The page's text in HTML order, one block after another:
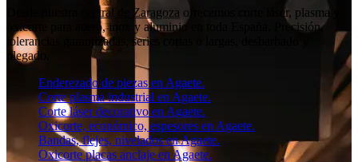
central de Zaragoza ofrecemos corte láser, plasma y
oxicorte para acero, inox y aluminio en toda España. Precisión,
tolerancias garantizadas, series cortas o largas, desbarbado y
plegado.
Enderezado de piezas en Agaete.
Corte plasma industrial en Agaete.
Corte láser decorativo en Agaete.
Oxicorte, económico, espesores en Agaete.
Bandas, flejes, nivelados en Agaete.
Oxicorte placas anclaje en Agaete.